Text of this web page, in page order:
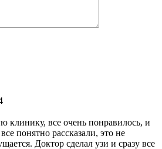
клинику, все очень понравилось, и
понятно рассказали, это не
Доктор сделал узи и сразу все